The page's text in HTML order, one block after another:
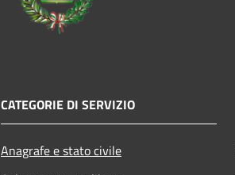
CATEGORIE DI SERVIZIO
Anagrafe e stato civile